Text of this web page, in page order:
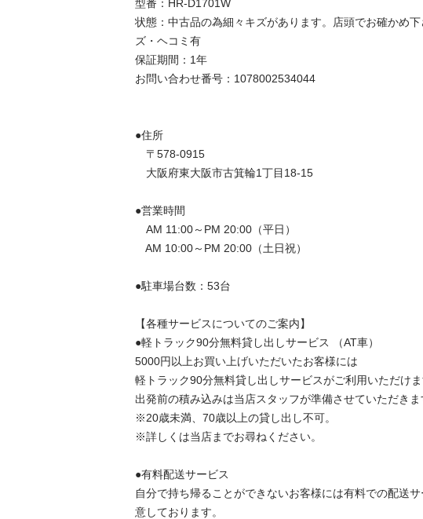
型番：HR-D1701W
状態：中古品の為細々キズがあります。店頭でお確かめ
ズ・ヘコミ有
保証期間：1年
お問い合わせ番号：1078002534044
●住所
〒578-0915
大阪府東大阪市古箕輪1丁目18-15
●営業時間
AM 11:00～PM 20:00（平日）
AM 10:00～PM 20:00（土日祝）
●駐車場台数：53台
【各種サービスについてのご案内】
●軽トラック90分無料貸し出しサービス （AT車）
5000円以上お買い上げいただいたお客様には
軽トラック90分無料貸し出しサービスがご利用いただけま
出発前の積み込みは当店スタッフが準備させていただきま
※20歳未満、70歳以上の貸し出し不可。
※詳しくは当店までお尋ねください。
●有料配送サービス
自分で持ち帰ることができないお客様には有料での配送
意しております。